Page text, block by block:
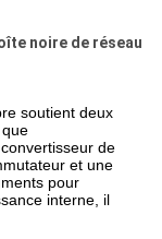
noire de réseau
soutient deux
de
et une
pour
interne, il